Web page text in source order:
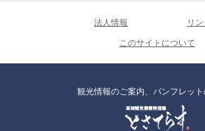
法人情報
リ
このサイトについて
観光情報のご案内、パンフレッ